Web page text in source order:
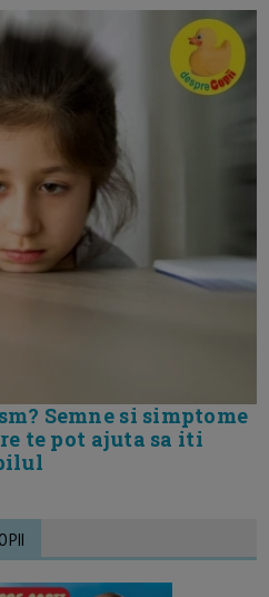
Semne si simptome
te pot ajuta sa iti